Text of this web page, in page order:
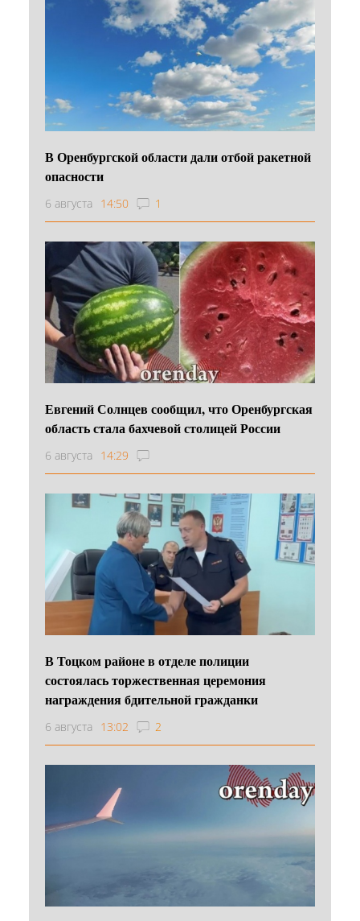
В Оренбургской области дали отбой ракетной
опасности
6 августа 14:50 1
Евгений Солнцев сообщил, что Оренбургская
область стала бахчевой столицей России
6 августа 14:29
В Тоцком районе в отделе полиции
состоялась торжественная церемония
награждения бдительной гражданки
6 августа 13:02 2